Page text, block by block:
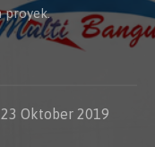
proyek.
Oktober 2019